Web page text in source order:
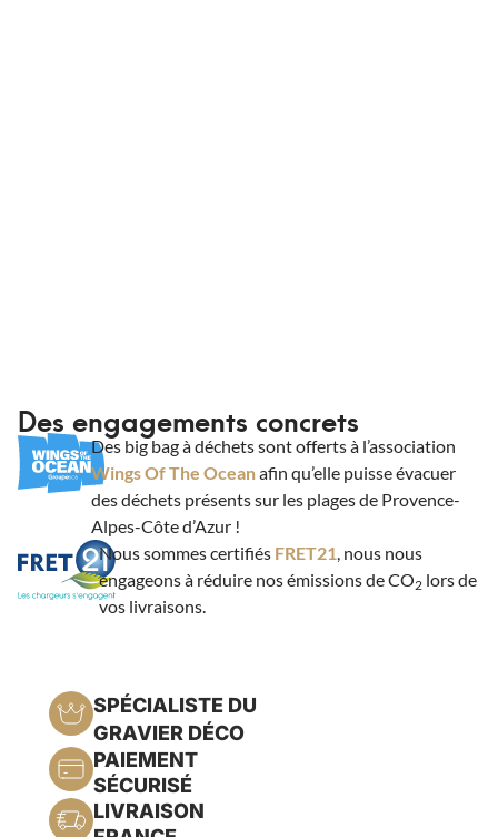
Wings Of The Ocean afin qu’elle puisse évacuer
des déchets présents sur les plages de Provence-
Alpes-Côte d’Azur !
Nous sommes certifiésFRET21, nous nous
engageons à réduire nos émissions de CO
vos livraisons.
PAIEMENT
SÉCURISÉ
LIVRAISON
FRANCE
CONSEILS